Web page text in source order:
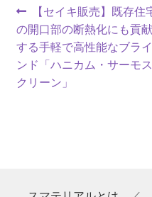
投
稿
ナ
ビ
前
の
投
稿:
【セイキ販売】既存住
の開口部の断熱化にも貢献
する手軽で高性能なブライ
ンド「ハニカム・サーモス
クリーン」